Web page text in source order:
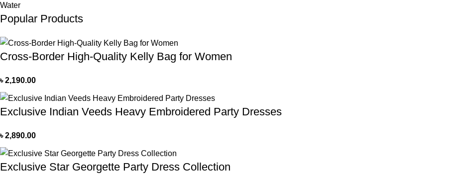
Water
Popular Products
Cross-Border High-Quality Kelly Bag for Women
৳2,190.00
Exclusive Indian Veeds Heavy Embroidered Party Dresses
৳2,890.00
Exclusive Star Georgette Party Dress Collection